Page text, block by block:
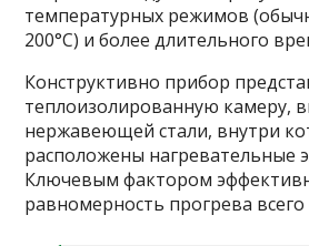
температурных режимов
200°C) и более длительного
Конструктивно прибор
теплоизолированную камеру,
нержавеющей стали, внутри
расположены нагревательные
Ключевым фактором
равномерность прогрева